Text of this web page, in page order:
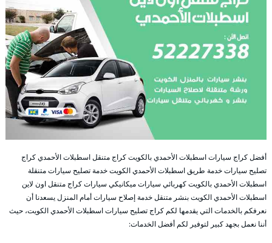
أفضل كراج سيارات اسطبلات الأحمدي بالكويت كراج متنقل اسطبلات الأحمدي كراج
تصليح سيارات خدمة طريق اسطبلات الأحمدي الكويت خدمة تصليح سيارات متنقلة
اسطبلات الأحمدي بالكويت كهربائي سيارات ميكانيكي سيارات كراج متنقل اون لاين
اسطبلات الأحمدي الكويت بنشر متنقل خدمة إصلاح سيارات أمام المنزل يسعدنا أن
نعرفكم بالخدمات التي يقدمها لكم كراج تصليح سيارات اسطبلات الأحمدي الكويت، حيث
أننا نعمل بجهد كبير لتوفير لكم أفضل الخدمات: